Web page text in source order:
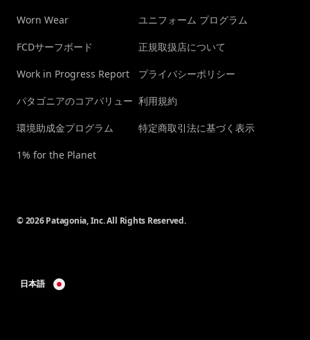
Worn Wear
FCDサーフボード
Work in Progress Report
パタゴニアのコアバリュー
環境助成金プログラム
1% for the Planet
ユニフォーム プログラム
正規取扱店について
プライバシーポリシー
利用規約
特定商取引法に基づく表示
© 2026 Patagonia, Inc. All Rights Reserved.
日本語